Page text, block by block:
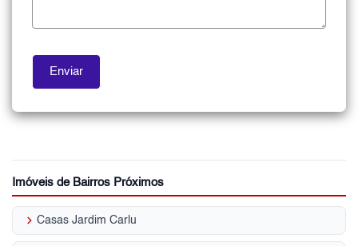
Imóveis de Bairros Próximos
keyboard_arrow_right Casas Jardim Carlu